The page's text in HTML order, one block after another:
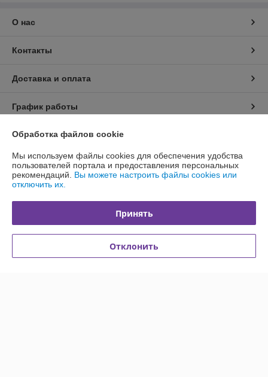
О нас
Контакты
Доставка и оплата
График работы
Полная версия сайта
Политика обработки cookies
Обработка файлов cookie
Мы используем файлы cookies для обеспечения удобства
пользователей портала и предоставления персональных
рекомендаций. Вы можете настроить файлы cookies или
отключить их.
Принять
Отклонить